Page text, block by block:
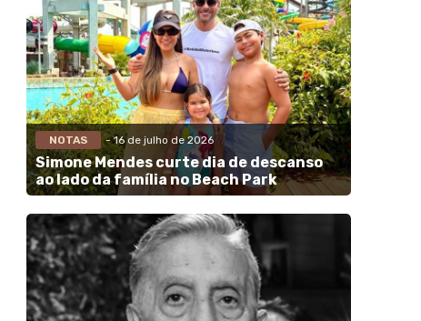
NOTAS - 16 de julho de 2026
Simone Mendes curte dia de descanso
ao lado da família no Beach Park